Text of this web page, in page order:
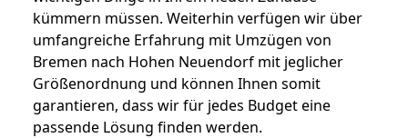
kümmern müssen. Weiterhin verfügen wir über
umfangreiche Erfahrung mit Umzügen von
Bremen nach Hohen Neuendorf mit jeglicher
Größenordnung und können Ihnen somit
garantieren, dass wir für jedes Budget eine
passende Lösung finden werden.